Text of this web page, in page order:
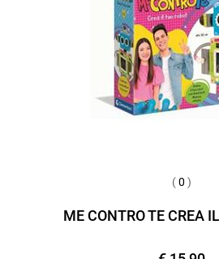
(0 )
ME CONTRO TE CREA